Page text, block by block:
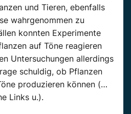
und Tieren, ebenfalls
wahrgenommen zu
konnten Experimente
auf Töne reagieren
Untersuchungen allerdings
schuldig, ob Pflanzen
produzieren können (…
Links u.).